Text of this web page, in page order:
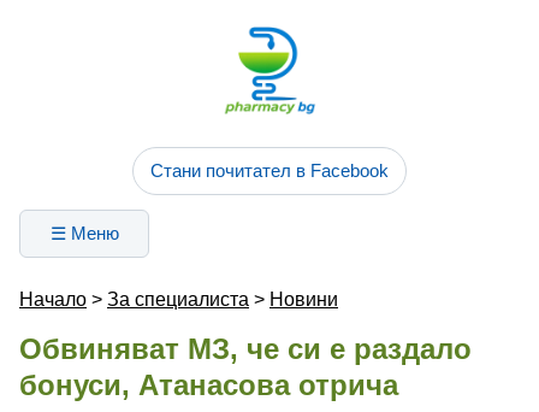
Стани почитател в Facebook
☰ Меню
Начало > За специалиста > Новини
Обвиняват МЗ, че си е раздало
бонуси, Атанасова отрича